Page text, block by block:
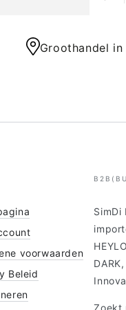
Groothandel
voorwaarden
Beleid
SimDi
Zoekt